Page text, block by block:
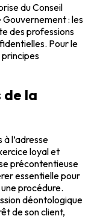
du Conseil
: les
des professions
Pour le
de la
l’adresse
loyal et
précontentieuse
essentielle pour
procédure.
déontologique
de son client,